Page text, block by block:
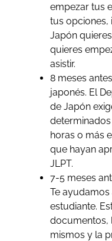
empezar tus
tus opciones,
Japón
quieres
asistir.
8 meses
japonés. El
de Japón
horas o más
que hayan
JLPT.
7-5 meses
Te
estudiante.
documentos,
mismos y la